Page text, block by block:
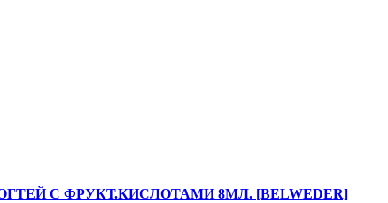
С ФРУКТ.КИСЛОТАМИ 8МЛ. [BELWEDER]